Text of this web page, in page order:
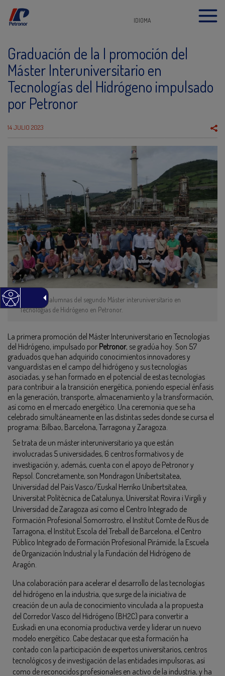
IDIOMA
Graduación de la I promoción del
Máster Interuniversitario en
Tecnologías del Hidrógeno impulsado
por Petronor
14 JULIO 2023
Alumnos y alumnas del segundo Máster interuniversitario en
Tecnologías de Hidrógeno en Petronor.
La primera promoción del Máster Interuniversitario en Tecnologías
del Hidrógeno, impulsado por Petronor, se gradúa hoy. Son 57
graduados que han adquirido conocimientos innovadores y
vanguardistas en el campo del hidrógeno y sus tecnologías
asociadas, y se han formado en el potencial de estas tecnologías
para contribuir a la transición energética, poniendo especial énfasis
en la generación, transporte, almacenamiento y la transformación,
así como en el mercado energético. Una ceremonia que se ha
celebrado simultáneamente en las distintas sedes donde se cursa el
programa: Bilbao, Barcelona, Tarragona y Zaragoza.
Se trata de un máster interuniversitario ya que están
involucradas 5 universidades, 6 centros formativos y de
investigación y, además, cuenta con el apoyo de Petronor y
Repsol. Concretamente, son Mondragon Unibertsitatea,
Universidad del País Vasco/Euskal Herriko Unibertsitatea,
Universitat Politècnica de Catalunya, Universitat Rovira i Virgili y
Universidad de Zaragoza así como el Centro Integrado de
Formación Profesional Somorrostro, el Institut Comte de Rius de
Tarragona, el Institut Escola del Treball de Barcelona, el Centro
Público Integrado de Formación Profesional Pirámide, la Escuela
de Organización Industrial y la Fundación del Hidrógeno de
Aragón.
Una colaboración para acelerar el desarrollo de las tecnologías
del hidrógeno en la industria, que surge de la iniciativa de
creación de un aula de conocimiento vinculada a la propuesta
del Corredor Vasco del Hidrógeno (BH2C) para convertir a
Euskadi en una economía productiva verde y liderar un nuevo
modelo energético. Cabe destacar que esta formación ha
contado con la participación de expertos universitarios, centros
tecnológicos y de investigación de las entidades impulsoras, así
como de reconocidos profesionales en activo de la industria, y ha